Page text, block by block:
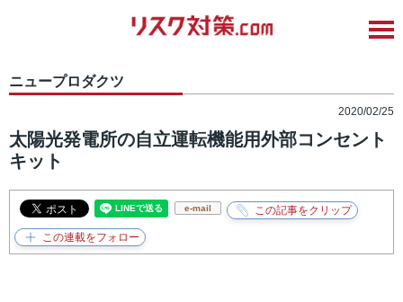
ニュープロダクツ
2020/02/25
太陽光発電所の自立運転機能用外部コンセント
キット
e-mail